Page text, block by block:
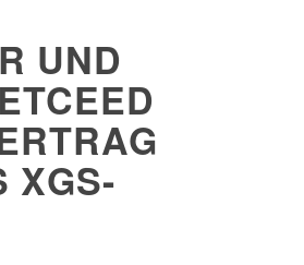
UND
F
P